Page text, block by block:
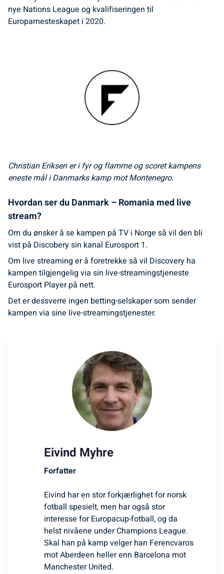
nye Nations League og kvalifiseringen til
Europamesteskapet i 2020.
Christian Eriksen er i fyr og flamme og scoret kampens
eneste mål i Danmarks kamp mot Montenegro.
Hvordan ser du Danmark – Romania med live
stream?
Om du ønsker å se kampen på TV i Norge så vil den bli
vist på Discobery sin kanal Eurosport 1.
Om live streaming er å foretrekke så vil Discovery ha
kampen tilgjengelig via sin live-streamingstjeneste
Eurosport Player på nett.
Det er dessverre ingen betting-selskaper som sender
kampen via sine live-streamingstjenester.
Eivind Myhre
Forfatter
Eivind har en stor forkjærlighet for norsk
fotball spesielt, men har også stor
interesse for Europacup-fotball, og da
helst nivåene under Champions League.
Skal han på kamp velger han Ferencvaros
mot Aberdeen heller enn Barcelona mot
Manchester United.